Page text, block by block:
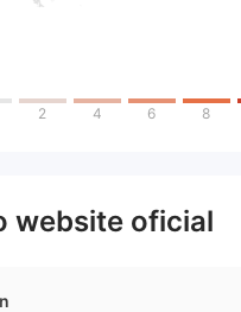
2 4 6 8
website oficial